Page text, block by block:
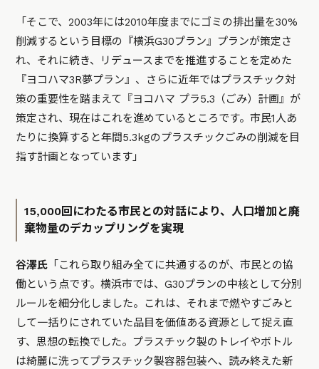
「そこで、2003年には2010年度までにゴミの排出量を30%
削減するという目標の『横浜G30プラン』プランが策定さ
れ、それに続き、リデュースまでを推進することを定めた
『ヨコハマ3R夢プラン』、さらに近年ではプラスチック対
策の重要性を踏まえて『ヨコハマ プラ5.3（ごみ）計画』が
策定され、現在はこれを進めているところです。市民1人あ
たりに換算すると年間5.3kgのプラスチックごみの削減を目
指す計画となっています」
15,000回にわたる市民との対話により、人口増加と廃
棄物量のデカップリングを実現
谷澤氏 「これら取り組み全てに共通するのが、市民との協
働という点です。横浜市では、G30プランの中核として分別
ルールを細分化しました。これは、それまで燃やすごみと
して一括りにされていた品目を価値ある資源として捉え直
す、思想の転換でした。プラスチック製のトレイやボトル
は綺麗に洗ってプラスチック製容器包装へ、読み終えた新